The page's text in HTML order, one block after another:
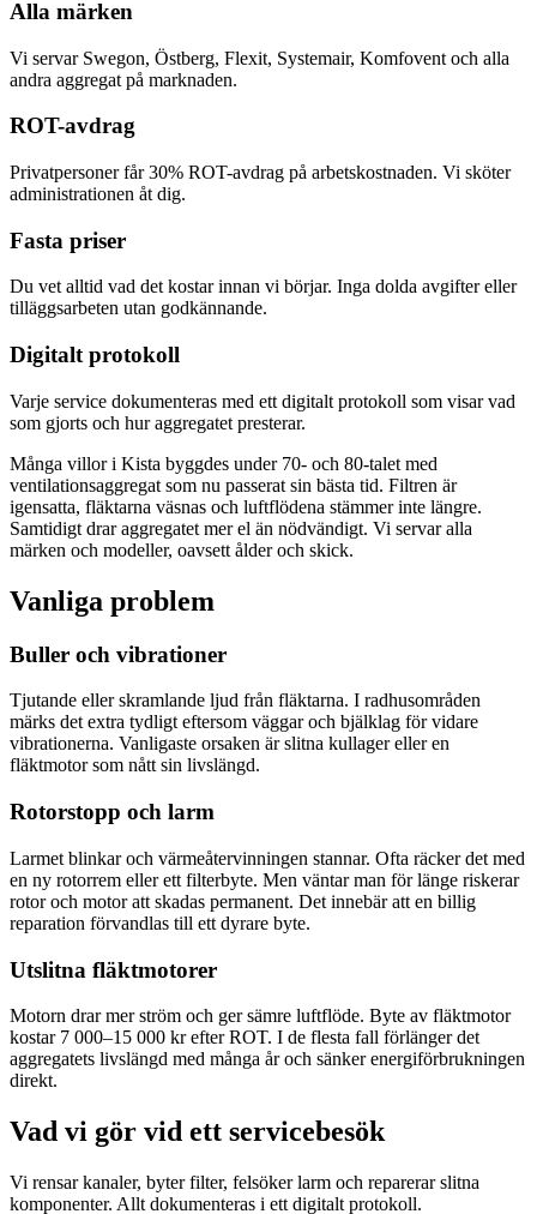
Alla märken
Vi servar Swegon, Östberg, Flexit, Systemair, Komfovent och alla
andra aggregat på marknaden.
ROT-avdrag
Privatpersoner får 30% ROT-avdrag på arbetskostnaden. Vi sköter
administrationen åt dig.
Fasta priser
Du vet alltid vad det kostar innan vi börjar. Inga dolda avgifter eller
tilläggsarbeten utan godkännande.
Digitalt protokoll
Varje service dokumenteras med ett digitalt protokoll som visar vad
som gjorts och hur aggregatet presterar.
Många villor i Kista byggdes under 70- och 80-talet med
ventilationsaggregat som nu passerat sin bästa tid. Filtren är
igensatta, fläktarna väsnas och luftflödena stämmer inte längre.
Samtidigt drar aggregatet mer el än nödvändigt. Vi servar alla
märken och modeller, oavsett ålder och skick.
Vanliga problem
Buller och vibrationer
Tjutande eller skramlande ljud från fläktarna. I radhusområden
märks det extra tydligt eftersom väggar och bjälklag för vidare
vibrationerna. Vanligaste orsaken är slitna kullager eller en
fläktmotor som nått sin livslängd.
Rotorstopp och larm
Larmet blinkar och värmeåtervinningen stannar. Ofta räcker det med
en ny rotorrem eller ett filterbyte. Men väntar man för länge riskerar
rotor och motor att skadas permanent. Det innebär att en billig
reparation förvandlas till ett dyrare byte.
Utslitna fläktmotorer
Motorn drar mer ström och ger sämre luftflöde. Byte av fläktmotor
kostar 7 000–15 000 kr efter ROT. I de flesta fall förlänger det
aggregatets livslängd med många år och sänker energiförbrukningen
direkt.
Vad vi gör vid ett servicebesök
Vi rensar kanaler, byter filter, felsöker larm och reparerar slitna
komponenter. Allt dokumenteras i ett digitalt protokoll.